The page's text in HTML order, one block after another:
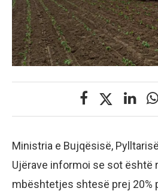
Ministria e Bujqësisë,
Ujërave informoi se sot është
mbështetjes shtesë prej 20%